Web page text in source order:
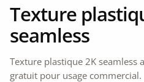
Texture
seamless
Texture plastique 2K seamless
gratuit pour usage commercial.